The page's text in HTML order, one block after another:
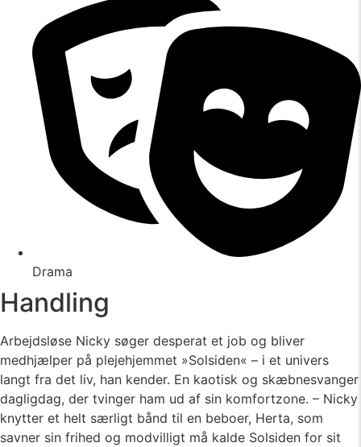
Drama
Handling
Arbejdsløse Nicky søger desperat et job og bliver
medhjælper på plejehjemmet »Solsiden« – i et univers
langt fra det liv, han kender. En kaotisk og skæbnesvanger
dagligdag, der tvinger ham ud af sin komfortzone. – Nicky
knytter et helt særligt bånd til en beboer, Herta, som
savner sin frihed og modvilligt må kalde Solsiden for sit